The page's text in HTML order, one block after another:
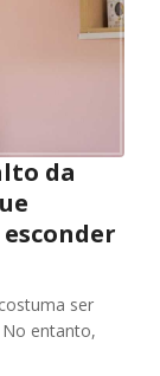
da
ser
entanto,